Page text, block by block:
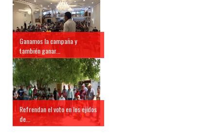
Ganamos la campaña y
también ganar...
Refrendan el voto en los ejidos
de...